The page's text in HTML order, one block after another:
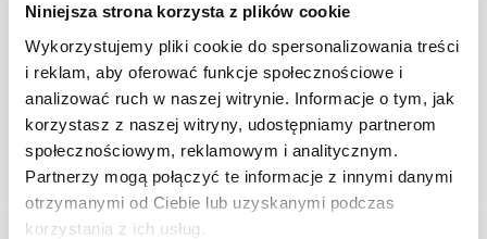
Niniejsza strona korzysta z plików cookie
Wykorzystujemy pliki cookie do spersonalizowania treści
i reklam, aby oferować funkcje społecznościowe i
analizować ruch w naszej witrynie. Informacje o tym, jak
korzystasz z naszej witryny, udostępniamy partnerom
społecznościowym, reklamowym i analitycznym.
Partnerzy mogą połączyć te informacje z innymi danymi
otrzymanymi od Ciebie lub uzyskanymi podczas
korzystania z ich usług.
Ras el hanout
5 min. - -